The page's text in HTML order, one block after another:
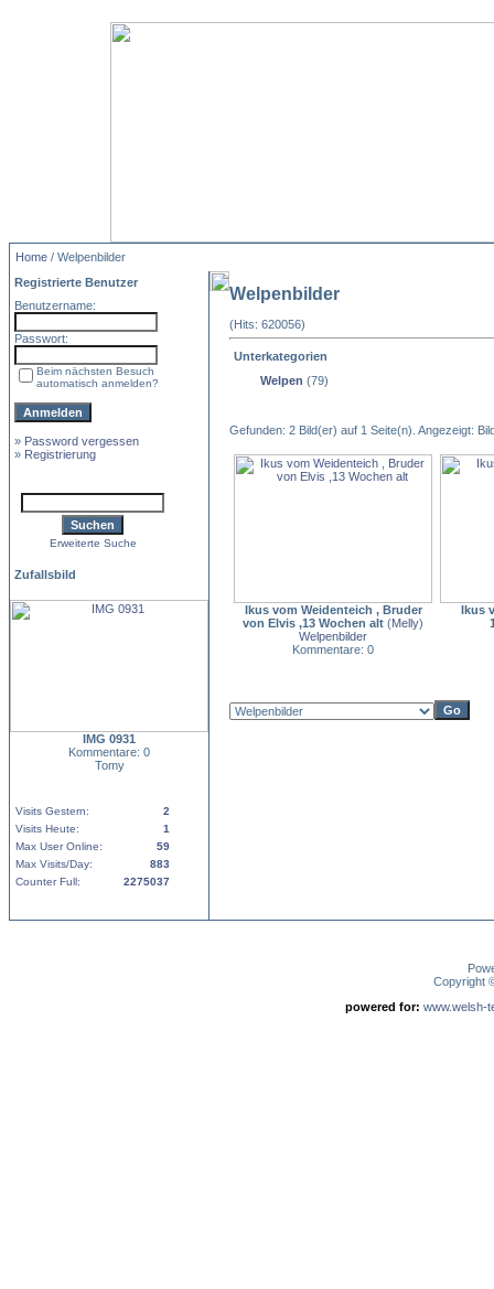
Home / Welpenbilder
Registrierte Benutzer
Benutzername:
Passwort:
Beim nächsten Besuch
automatisch anmelden?
» Password vergessen
» Registrierung
Erweiterte Suche
Zufallsbild
IMG 0931
Kommentare: 0
Tomy
Visits Gestern:
2
Visits Heute:
1
Max User Online:
59
Max Visits/Day:
883
Counter Full:
2275037
Welpenbilder
(Hits: 620056)
Unterkategorien
Welpen (79)
Gefunden: 2 Bild(er) auf 1 Seite(n). Angezeigt:
Ikus vom Weidenteich , Bruder
von Elvis ,13 Wochen alt (Melly)
Welpenbilder
Kommentare: 0
Ikus
Copyright
powered for: www.welsh-